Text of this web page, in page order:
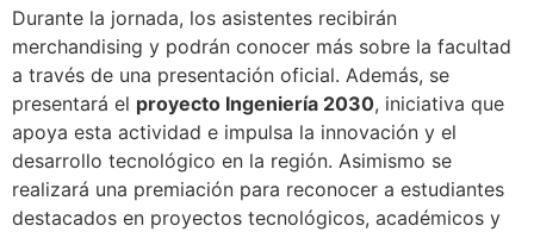
Durante la jornada, los asistentes recibirán
merchandising y podrán conocer más sobre la facultad
a través de una presentación oficial. Además, se
presentará el proyecto Ingeniería 2030, iniciativa que
apoya esta actividad e impulsa la innovación y el
desarrollo tecnológico en la región. Asimismo se
realizará una premiación para reconocer a estudiantes
destacados en proyectos tecnológicos, académicos y